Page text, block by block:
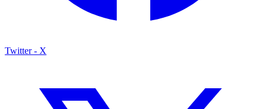
Twitter - X